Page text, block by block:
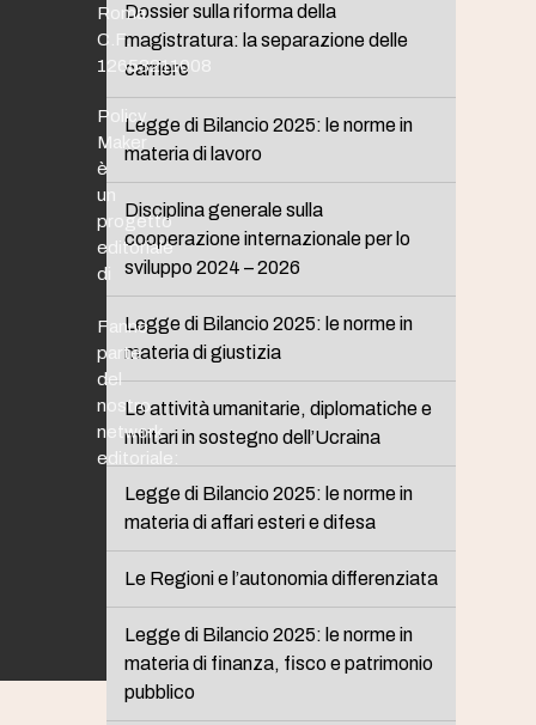
Dossier sulla riforma della
magistratura: la separazione delle
carriere
Legge di Bilancio 2025: le norme in
materia di lavoro
Disciplina generale sulla
cooperazione internazionale per lo
sviluppo 2024 – 2026
Legge di Bilancio 2025: le norme in
materia di giustizia
Le attività umanitarie, diplomatiche e
militari in sostegno dell’Ucraina
Legge di Bilancio 2025: le norme in
materia di affari esteri e difesa
Le Regioni e l’autonomia differenziata
Legge di Bilancio 2025: le norme in
materia di finanza, fisco e patrimonio
pubblico
Roma
C.F.
12653211008
Policy
Maker
è
un
progetto
editoriale
di
Fanno
parte
del
nostro
network
editoriale: